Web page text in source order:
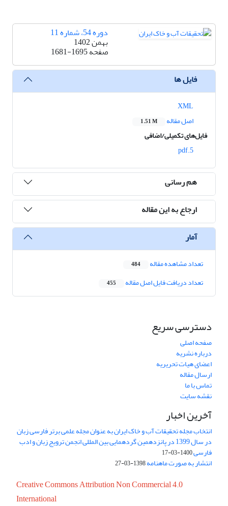
دوره 54، شماره 11
بهمن 1402
صفحه1681-1695
فایل ها
اصل مقاله
1.51 M
فایل‌های تکمیلی/اضافی
5.pdf
هم رسانی
ارجاع به این مقاله
آمار
تعداد مشاهده مقاله 484
تعداد دریافت فایل اصل مقاله 455
دسترسی سریع
صفحه اصلی
درباره نشریه
اعضای هیات تحریریه
ارسال مقاله
تماس با ما
نقشه سایت
آخرین اخبار
انتخاب مجله تحقیقات آب و خاک ایران به عنوان مجله علمی برتر فارسی زبان
در سال 1399 در پانزدهمین گردهمایی بین المللی انجمن ترویج زبان و ادب
فارسی1400-03-17
انتشار به صورت ماهنامه1398-03-27
Creative Commons Attribution Non Commercial 4.0
International